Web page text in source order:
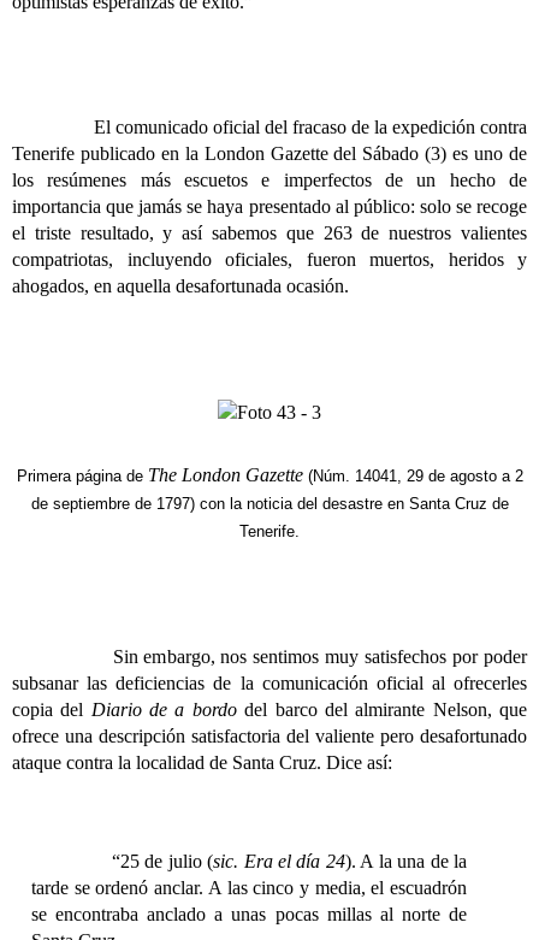
El comunicado oficial del fracaso de la expedición contra
Tenerife publicado en la London Gazette del Sábado (3) es uno de
los resúmenes más escuetos e imperfectos de un hecho de
importancia que jamás se haya presentado al público: solo se recoge
el triste resultado, y así sabemos que 263 de nuestros valientes
compatriotas, incluyendo oficiales, fueron muertos, heridos y
ahogados, en aquella desafortunada ocasión.
Primera página de The London Gazette(Núm. 14041, 29 de agosto a 2
de septiembre de 1797) con la noticia del desastre en Santa Cruz de
Tenerife.
Sin embargo, nos sentimos muy satisfechos por poder
subsanar las deficiencias de la comunicación oficial al ofrecerles
copia del Diario de a bordodel barco del almirante Nelson, que
ofrece una descripción satisfactoria del valiente pero desafortunado
ataque contra la localidad de Santa Cruz. Dice así:
“25 de julio (sic. Era el día 24). A la una de la
tarde se ordenó anclar. A las cinco y media, el escuadrón
se encontraba anclado a unas pocas millas al norte de